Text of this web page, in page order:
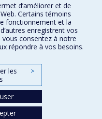
d’améliorer et de
Certains témoins
fonctionnement et la
enregistrent vos
consentez à notre
répondre à vos besoins.
les
>